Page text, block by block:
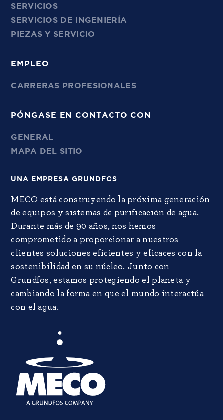
SERVICIOS
SERVICIOS DE INGENIERÍA
PIEZAS Y SERVICIO
EMPLEO
CARRERAS PROFESIONALES
PÓNGASE EN CONTACTO CON
GENERAL
MAPA DEL SITIO
UNA EMPRESA GRUNDFOS
MECO está construyendo la próxima generación
de equipos y sistemas de purificación de agua.
Durante más de 90 años, nos hemos
comprometido a proporcionar a nuestros
clientes soluciones eficientes y eficaces con la
sostenibilidad en su núcleo. Junto con
Grundfos, estamos protegiendo el planeta y
cambiando la forma en que el mundo interactúa
con el agua.